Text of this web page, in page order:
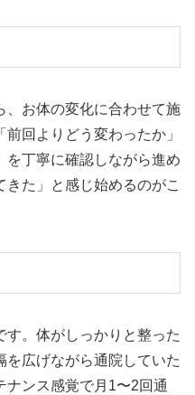
、お体の変化に合わせて施
回よりどう変わったか」
を丁寧に確認しながら進め
きた」と感じ始めるのがこ
。体がしっかりと整った
広げながら通院していた
ナンス感覚で月1〜2回通